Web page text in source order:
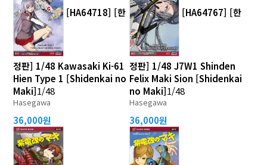
[HA64718] [한
정판] 1/48 Kawasaki Ki-61
Hien Type 1 [Shidenkai no
Maki]1/48
Hasegawa
36,000원
[HA64767] [한
정판] 1/48 J7W1 Shinden
Felix Maki Sion [Shidenkai
no Maki]1/48
Hasegawa
36,000원